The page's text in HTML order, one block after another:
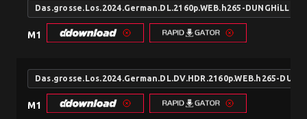
Das.grosse.Los.2024.German.DL.2160p.WEB.h265-DUNGHiLL
M1
Das.grosse.Los.2024.German.DL.DV.HDR.2160p.WEB.h265-
M1